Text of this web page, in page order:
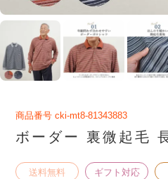
商品番号 cki-mt8-81343883
ボーダー 裏微起毛
送料無料 ギフト対応